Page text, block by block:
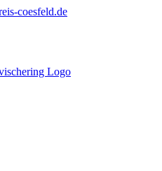
coesfeld.de